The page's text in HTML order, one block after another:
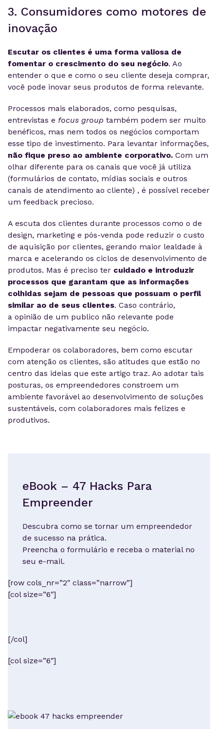
3. Consumidores como motores de
inovação
Escutar os clientes é uma forma valiosa de
fomentar o crescimento do seu negócio. Ao
entender o que e como o seu cliente deseja comprar,
você pode inovar seus produtos de forma relevante.
Processos mais elaborados, como pesquisas,
entrevistas e focus group também podem ser muito
benéficos, mas nem todos os negócios comportam
esse tipo de investimento. Para levantar informações,
não fique preso ao ambiente corporativo. Com um
olhar diferente para os canais que você já utiliza
(formulários de contato, mídias sociais e outros
canais de atendimento ao cliente) , é possível receber
um feedback precioso.
A escuta dos clientes durante processos como o de
design, marketing e pós-venda pode reduzir o custo
de aquisição por clientes, gerando maior lealdade à
marca e acelerando os ciclos de desenvolvimento de
produtos. Mas é preciso ter cuidado e introduzir
processos que garantam que as informações
colhidas sejam de pessoas que possuam o perfil
similar ao de seus clientes. Caso contrário,
a opinião de um publico não relevante pode
impactar negativamente seu negócio.
Empoderar os colaboradores, bem como escutar
com atenção os clientes, são atitudes que estão no
centro das ideias que este artigo traz. Ao adotar tais
posturas, os empreendedores constroem um
ambiente favorável ao desenvolvimento de soluções
sustentáveis, com colaboradores mais felizes e
produtivos.
eBook – 47 Hacks Para
Empreender
Descubra como se tornar um empreendedor
de sucesso na prática.
Preencha o formulário e receba o material no
seu e-mail.
[row cols_nr=”2″ class=”narrow”]
[col size=”6″]
[/col]
[col size=”6″]